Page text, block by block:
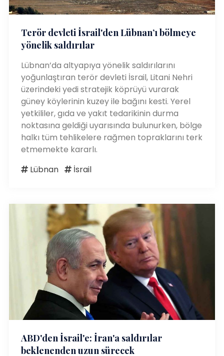
Terör devleti İsrail'den Lübnan’ı bölmeye
yönelik saldırılar
Lübnan’da altyapıya yönelik saldırılarını
yoğunlaştıran terör devleti İsrail, Litani Nehri
üzerindeki yedi stratejik köprüyü vurarak
güney köylerinin kuzey ile bağını kesti. Yerel
yetkililer, gıda ve yakıt tedarikinin durma
noktasına geldiği uyarısında bulunurken, bölge
halkı tüm tehlikelere rağmen topraklarını terk
etmemekte kararlı.
Lübnan
İsrail
ABD'den İsrail'e: İran'a saldırılar
beklenenden uzun sürecek